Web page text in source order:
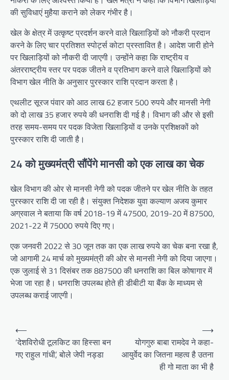
की सुविधाएं मुहैया कराने को लेकर गंभीर है।
खेल के क्षेत्र में उत्कृष्ट प्रदर्शन करने वाले खिलाड़ियों को नौकरी प्रदान
करने के लिए चार प्रतिशत स्पोर्ट्स कोटा प्रस्तावित है। आदेश जारी होने
पर खिलाड़ियों को नौकरी दी जाएगी। उन्होंने कहा कि राष्ट्रीय व
अंतरराष्ट्रीय स्तर पर पदक जीतने व प्रतिभाग करने वाले खिलाड़ियों को
विभाग खेल नीति के अनुसार पुरस्कार राशि प्रदान करता है।
एथलीट सूरज पंवार को आठ लाख 62 हजार 500 रुपये और मानसी नेगी
को दो लाख 35 हजार रुपये की धनराशि दी गई है। विभाग की और से इसी
तरह समय-समय पर पदक विजेता खिलाड़ियों व उनके प्रशिक्षकों को
पुरस्कार राशि दी जाती है।
24 को मुख्यमंत्री सौंपेंगे मानसी को एक लाख का चेक
खेल विभाग की ओर से मानसी नेगी को पदक जीतने पर खेल नीति के तहत
पुरस्कार राशि दी जा रही है। संयुक्त निदेशक युवा कल्याण अजय कुमार
अग्रवाल ने बताया कि वर्ष 2018-19 में 47500, 2019-20 में 87500,
2021-22 में 75000 रुपये दिए गए।
एक जनवरी 2022 से 30 जून तक का एक लाख रुपये का चेक बना रखा है,
जो आगामी 24 मार्च को मुख्यमंत्री की ओर से मानसी नेगी को दिया जाएगा।
एक जुलाई से 31 दिसंबर तक 887500 की धनराशि का बिल कोषागार में
भेजा जा रहा है। धनराशि उपलब्ध होते ही डीबीटी या बैंक के माध्यम से
उपलब्ध कराई जाएगी।
⟵
‘देशविरोधी टूलकिट का हिस्सा बन
गए राहुल गांधी’, बोले जेपी नड्डा
योगगुरु बाबा रामदेव ने कहा-
आयुर्वेद का जितना महत्व है उतना
ही गो माता का भी है
⟶